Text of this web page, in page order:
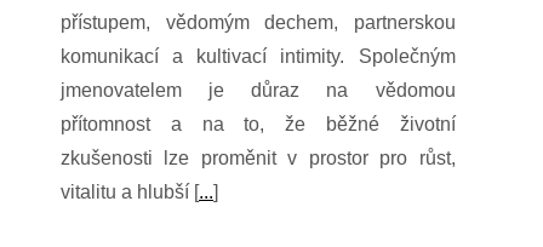
přístupem, vědomým dechem, partnerskou
komunikací a kultivací intimity. Společným
jmenovatelem je důraz na vědomou
přítomnost a na to, že běžné životní
zkušenosti lze proměnit v prostor pro růst,
vitalitu a hlubší [...]